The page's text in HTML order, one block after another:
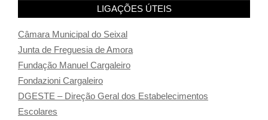
LIGAÇÕES ÚTEIS
Câmara Municipal do Seixal
Junta de Freguesia de Amora
Fundação Manuel Cargaleiro
Fondazioni Cargaleiro
DGESTE – Direção Geral dos Estabelecimentos
Escolares